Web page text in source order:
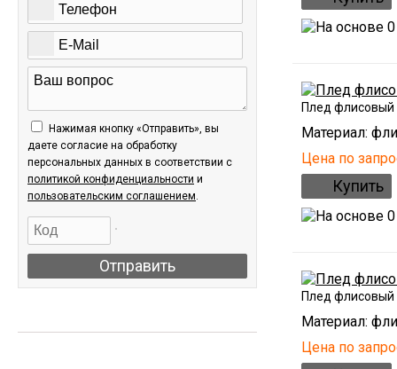
Нажимая кнопку «Отправить», вы
даете согласие на обработку
персональных данных в соответствии c
политикой конфиденциальности и
пользовательским соглашением.
Отправить
Плед
Материал:
Цена по
Плед
Материал:
Цена по